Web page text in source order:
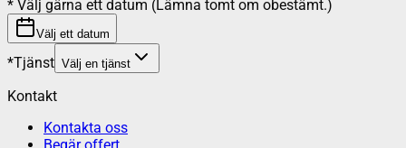
* Välj gärna ett datum (Lämna tomt om obestämt.)
Välj ett datum
*Tjänst Välj en tjänst
Kontakt
Kontakta oss